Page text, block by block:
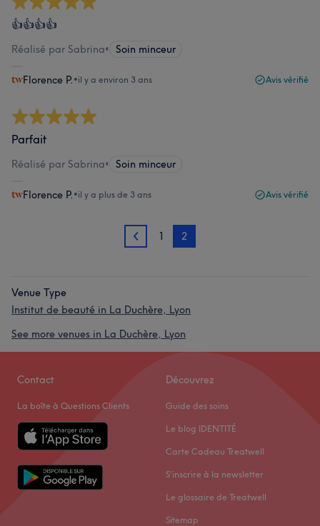
👍👍👍👍
Réalisé par Sabrina• Soin minceur
Florence P. •il y a environ 3 ans Avis vérifié
Parfait
Réalisé par Sabrina• Soin minceur
Florence P. •il y a plus de 3 ans Avis vérifié
1 1 2
Venue Type
Institut de beauté in La Duchère, Lyon
See more venues in La Duchère, Lyon
Contact
La boîte à Questions Clients
Découvrez
Guide des soins
Le blog IDENTITÉ
Carte Cadeau Treatwell
S'inscrire à la newsletter
Le glossaire de Treatwell
Sitemap